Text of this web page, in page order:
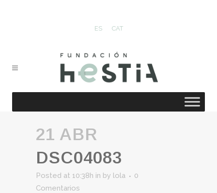
ES CAT
21 ABR
DSC04083
Posted at 10:38h in by lola
0
Comentarios